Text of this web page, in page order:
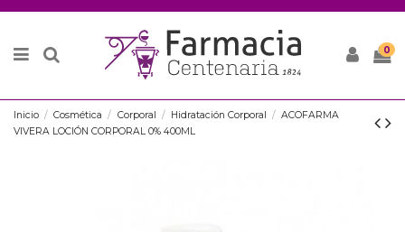
0
Inicio Cosmética Corporal Hidratación Corporal
ACOFARMA
VIVERA LOCIÓN CORPORAL 0% 400ML